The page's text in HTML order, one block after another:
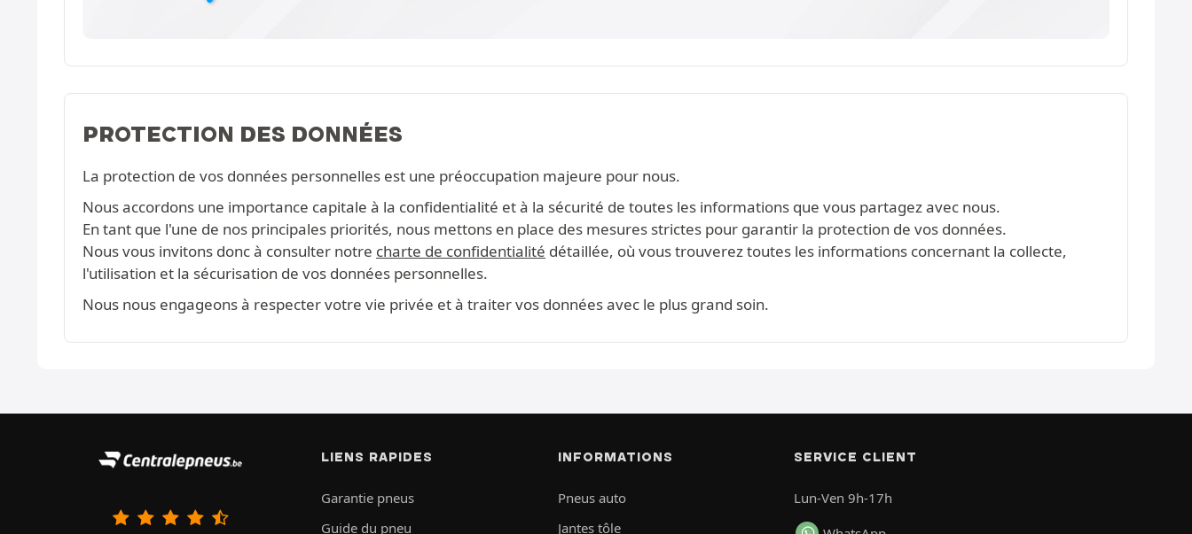
PROTECTION DES DONNÉES
La protection de vos données personnelles est une préoccupation majeure pour nous.
Nous accordons une importance capitale à la confidentialité et à la sécurité de toutes les informations que vous partagez avec nous.
En tant que l'une de nos principales priorités, nous mettons en place des mesures strictes pour garantir la protection de vos données.
Nous vous invitons donc à consulter notre charte de confidentialité détaillée, où vous trouverez toutes les informations concernant la collecte,
l'utilisation et la sécurisation de vos données personnelles.
Nous nous engageons à respecter votre vie privée et à traiter vos données avec le plus grand soin.
LIENS RAPIDES
Garantie pneus
Guide du pneu
INFORMATIONS
Pneus auto
Jantes tôle
SERVICE CLIENT
Lun-Ven 9h-17h